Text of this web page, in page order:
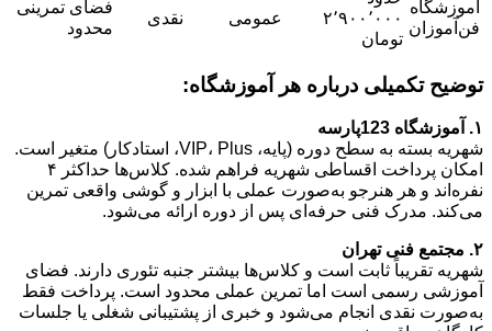
آموزشگاه
فن‌آموزان
۲٬۹۰۰٬۰۰۰
تومان
عمومی نقدی
فضای تمرینی
محدود
توضیح تکمیلی درباره هر آموزشگاه:
۱. آموزشگاه 123پارسه
شهریه بسته به سطح دوره (پایه، VIP، Plus، استادکار) متغیر است.
امکان پرداخت اقساطی شهریه فراهم شده. کلاس‌ها حداکثر ۴
نفره‌اند و هر هنرجو به‌صورت عملی با ابزار و گوشی واقعی تمرین
می‌کند. مدرک فنی حرفه‌ای پس از دوره ارائه می‌شود.
۲. مجتمع فنی تهران
شهریه تقریباً ثابت است و کلاس‌ها بیشتر جنبه تئوری دارند. فضای
آموزشی رسمی است اما تمرین عملی محدود است. پرداخت فقط
به‌صورت نقدی انجام می‌شود و خبری از پشتیبانی شغلی یا جلسات